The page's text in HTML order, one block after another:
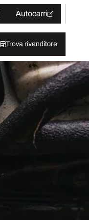
Autocarri
Trova rivenditore